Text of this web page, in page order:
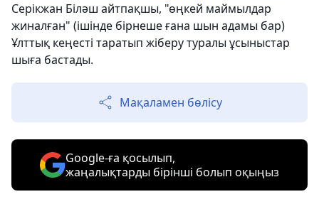
Серікжан Біләш айтпақшы, "өңкей маймылдар
жиналған" (ішінде бірнеше ғана шын адамы бар)
Ұлттық кеңесті таратып жіберу туралы ұсыныстар
шыға бастады.
Мақаламен бөлісу
Google-ға қосылып,
жаңалықтарды бірінші болып оқыңыз